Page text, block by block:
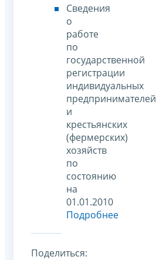
Сведения
о
работе
по
государственной
регистрации
индивидуальных
предпринимателей
и
крестьянских
(фермерских)
хозяйств
по
состоянию
на
01.01.2010
Подробнее
Поделиться: